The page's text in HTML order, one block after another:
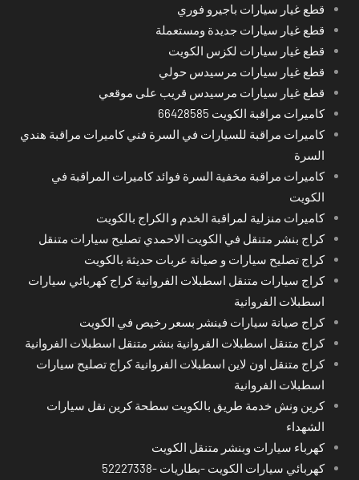
قطع غيار سيارات باجيرو فوري
قطع غيار سيارات جديدة ومستعملة
قطع غيار سيارات لكزس الكويت
قطع غيار سيارات مرسيدس حولي
قطع غيار سيارات مرسيدس قريب على موقعي
كاميرات مراقبة الكويت 66428585
كاميرات مراقبة للسيارات في السرة فني كاميرات مراقبة هندي
السرة
كاميرات مراقبة مخفية السرة فوائد كاميرات المراقبة في
الكويت
كاميرات منزلية لمراقبة الخدم و الكراج بالكويت
كراج بنشر متنقل في الكويت الاحمدي تصليح سيارات متنقل
كراج تصليح سيارات و صيانة عربات حديثة بالكويت
كراج سيارات متنقل اسطبلات الفروانية كراج كهربائي سيارات
اسطبلات الفروانية
كراج صيانة سيارات فينشر بسعر رخيص في الكويت
كراج متنقل اسطبلات الفروانية بنشر متنقل اسطبلات الفروانية
كراج متنقل اون لاين اسطبلات الفروانية كراج تصليح سيارات
اسطبلات الفروانية
كرين ونش خدمة طريق بالكويت سطحة كرين نقل سيارات
الشهداء
كهرباء سيارات وبنشر متنقل الكويت
كهربائي سيارات الكويت -بطاريات -52227338